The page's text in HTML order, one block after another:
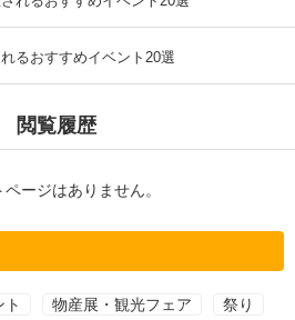
るおすすめイベント20選
閲覧履歴
ージはありません。
物産展・観光フェア 祭り